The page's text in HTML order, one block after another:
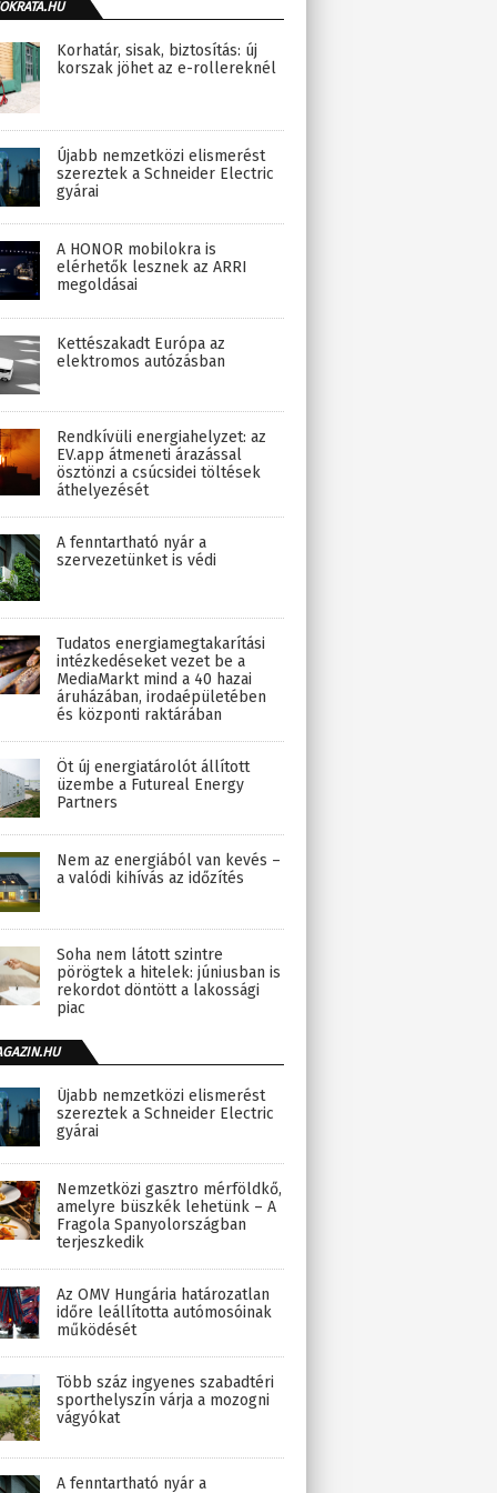
Korhatár, sisak, biztosítás: új
korszak jöhet az e-rollereknél
Újabb nemzetközi elismerést
szereztek a Schneider Electric
gyárai
A HONOR mobilokra is
elérhetők lesznek az ARRI
megoldásai
Kettészakadt Európa az
elektromos autózásban
Rendkívüli energiahelyzet: az
EV.app átmeneti árazással
ösztönzi a csúcsidei töltések
áthelyezését
A fenntartható nyár a
szervezetünket is védi
Tudatos energiamegtakarítási
intézkedéseket vezet be a
MediaMarkt mind a 40 hazai
áruházában, irodaépületében
és központi raktárában
Öt új energiatárolót állított
üzembe a Futureal Energy
Partners
Nem az energiából van kevés –
a valódi kihívás az időzítés
Soha nem látott szintre
pörögtek a hitelek: júniusban is
rekordot döntött a lakossági
piac
Újabb nemzetközi elismerést
szereztek a Schneider Electric
gyárai
Nemzetközi gasztro mérföldkő,
amelyre büszkék lehetünk – A
Fragola Spanyolországban
terjeszkedik
Az OMV Hungária határozatlan
időre leállította autómosóinak
működését
Több száz ingyenes szabadtéri
sporthelyszín várja a mozogni
vágyókat
A fenntartható nyár a